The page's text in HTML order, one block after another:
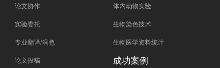
论文协作
实验委托
专业翻译/润色
论文投稿
体内动物实验
生物染色技术
生物医学资料统计
成功案例